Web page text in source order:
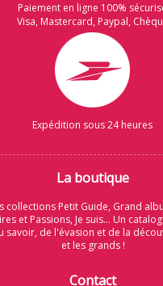
Paiement en ligne 100%
Visa, Mastercard, Paypal,
Expédition sous 24 heures
La boutique
collections Petit Guide, Grand
et Passions, Je suis... Un
savoir, de l'évasion et de la
et les grands !
Contact